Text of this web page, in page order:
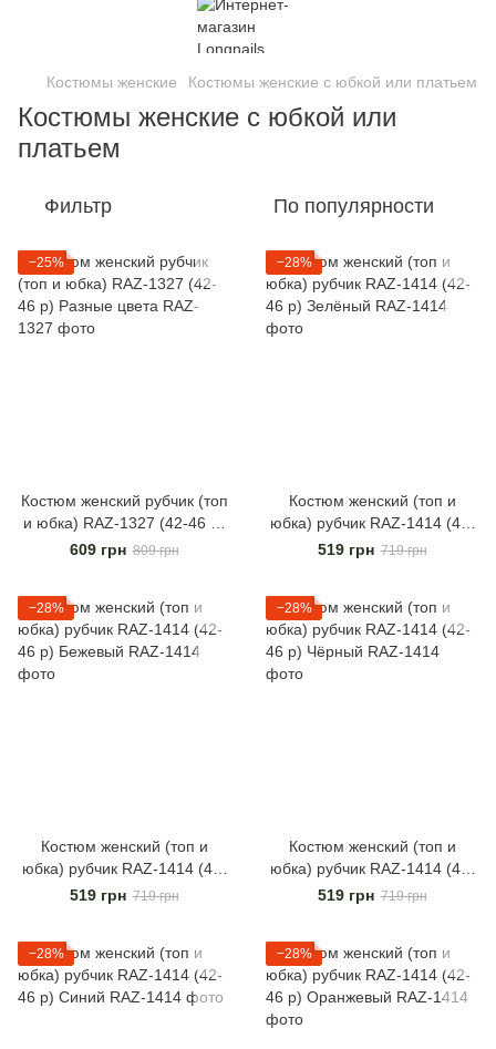
Костюмы женские Костюмы женские с юбкой или платьем
Костюмы женские с юбкой или
платьем
Фильтр По популярности
−25%
Костюм женский рубчик (топ
и юбка) RAZ-1327 (42-46 р)
Разные цвета
609 грн 809 грн
−28%
Костюм женский (топ и
юбка) рубчик RAZ-1414 (42-
46 р) Зелёный
519 грн 719 грн
−28%
Костюм женский (топ и
юбка) рубчик RAZ-1414 (42-
46 р) Бежевый
519 грн 719 грн
−28%
Костюм женский (топ и
юбка) рубчик RAZ-1414 (42-
46 р) Чёрный
519 грн 719 грн
−28% −28%